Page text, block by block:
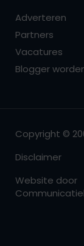
Adverteren
Partners
Vacatures
Blogger
Copyright ©
Disclaimer
Website door